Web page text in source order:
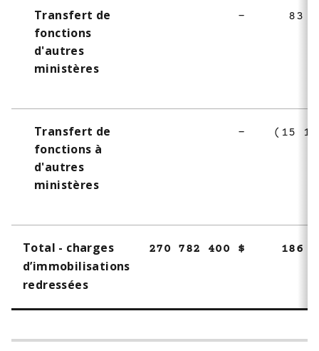
Transfert de
fonctions
d'autres
ministères
- 83
Transfert de
fonctions à
d'autres
ministères
- (15
Total - charges
d’immobilisations
redressées
270 782 400 $ 186